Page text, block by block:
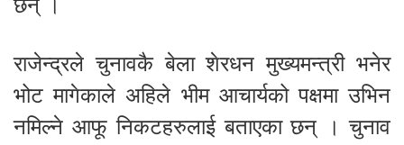
छन् ।
राजेन्द्रले चुनावकै बेला शेरधन मुख्यमन्त्री भनेर
भोट मागेकाले अहिले भीम आचार्यको पक्षमा उभिन
नमिल्ने आफू निकटहरुलाई बताएका छन् । चुनाव